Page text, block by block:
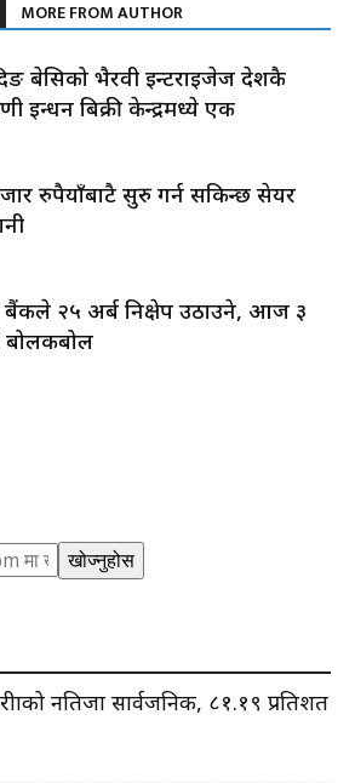
MORE FROM AUTHOR
बेसिको भैरवी इन्टरप्राइजेज देशकै
इन्धन बिक्री केन्द्रमध्ये एक
रुपैयाँबाटै सुरु गर्न सकिन्छ सेयर
बैंकले २५ अर्ब निक्षेप उठाउने, आज ३
खोज्नुहोस
नतिजा सार्वजनिक, ८१.१९ प्रतिशत